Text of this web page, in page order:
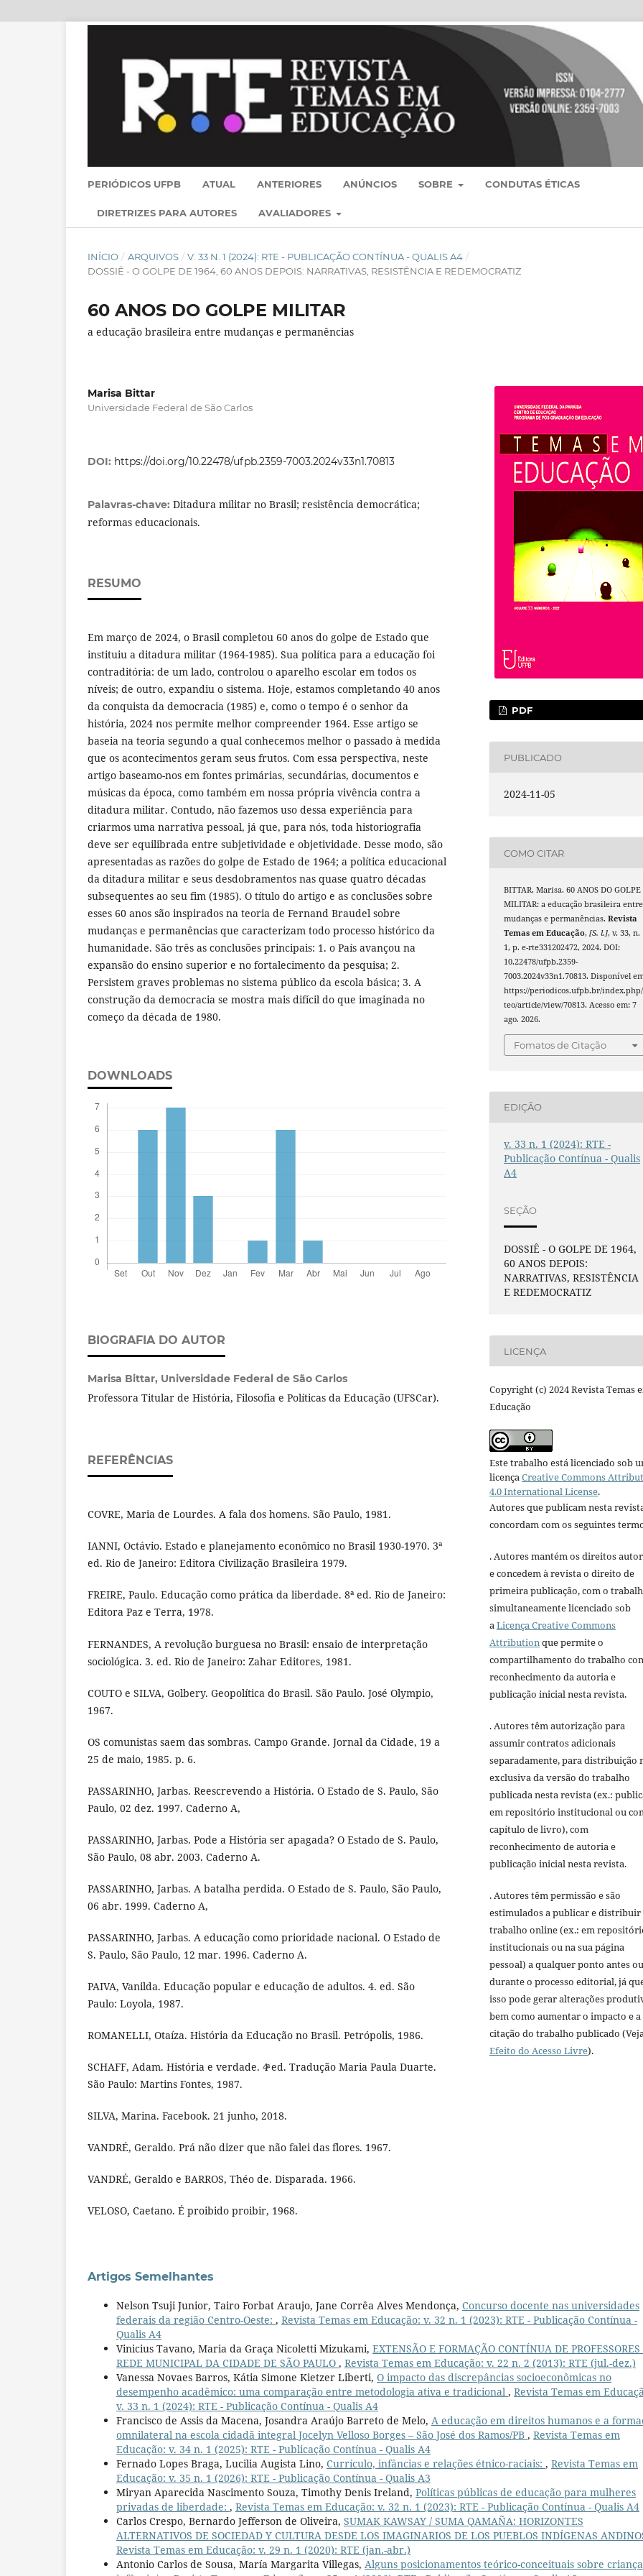
PERIÓDICOS UFPB ATUAL ANTERIORES ANÚNCIOS SOBRE CONDUTAS ÉTICAS
DIRETRIZES PARA AUTORES AVALIADORES
INÍCIO / ARQUIVOS / V. 33 N. 1 (2024): RTE - PUBLICAÇÃO CONTÍNUA - QUALIS A4 /
DOSSIÊ - O GOLPE DE 1964, 60 ANOS DEPOIS: NARRATIVAS, RESISTÊNCIA E REDEMOCRATIZ
60 ANOS DO GOLPE MILITAR
a educação brasileira entre mudanças e permanências
Marisa Bittar
Universidade Federal de São Carlos
DOI: https://doi.org/10.22478/ufpb.2359-7003.2024v33n1.70813
Palavras-chave: Ditadura militar no Brasil; resistência democrática;
reformas educacionais.
RESUMO
Em março de 2024, o Brasil completou 60 anos do golpe de Estado que
instituiu a ditadura militar (1964-1985). Sua política para a educação foi
contraditória: de um lado, controlou o aparelho escolar em todos os
níveis; de outro, expandiu o sistema. Hoje, estamos completando 40 anos
da conquista da democracia (1985) e, como o tempo é o senhor da
história, 2024 nos permite melhor compreender 1964. Esse artigo se
baseia na teoria segundo a qual conhecemos melhor o passado à medida
que os acontecimentos geram seus frutos. Com essa perspectiva, neste
artigo baseamo-nos em fontes primárias, secundárias, documentos e
músicas da época, como também em nossa própria vivência contra a
ditadura militar. Contudo, não fazemos uso dessa experiência para
criarmos uma narrativa pessoal, já que, para nós, toda historiografia
deve ser equilibrada entre subjetividade e objetividade. Desse modo, são
apresentadas as razões do golpe de Estado de 1964; a política educacional
da ditadura militar e seus desdobramentos nas quase quatro décadas
subsequentes ao seu fim (1985). O título do artigo e as conclusões sobre
esses 60 anos são inspirados na teoria de Fernand Braudel sobre
mudanças e permanências que caracterizam todo processo histórico da
humanidade. São três as conclusões principais: 1. o País avançou na
expansão do ensino superior e no fortalecimento da pesquisa; 2.
Persistem graves problemas no sistema público da escola básica; 3. A
construção da democracia se mostra mais difícil do que imaginada no
começo da década de 1980.
DOWNLOADS
BIOGRAFIA DO AUTOR
Marisa Bittar, Universidade Federal de São Carlos
Professora Titular de História, Filosofia e Políticas da Educação (UFSCar).
REFERÊNCIAS
COVRE, Maria de Lourdes. A fala dos homens. São Paulo, 1981.
IANNI, Octávio. Estado e planejamento econômico no Brasil 1930-1970. 3ª
ed. Rio de Janeiro: Editora Civilização Brasileira 1979.
FREIRE, Paulo. Educação como prática da liberdade. 8ª ed. Rio de Janeiro:
Editora Paz e Terra, 1978.
FERNANDES, A revolução burguesa no Brasil: ensaio de interpretação
sociológica. 3. ed. Rio de Janeiro: Zahar Editores, 1981.
COUTO e SILVA, Golbery. Geopolítica do Brasil. São Paulo. José Olympio,
1967.
OS comunistas saem das sombras. Campo Grande. Jornal da Cidade, 19 a
25 de maio, 1985. p. 6.
PASSARINHO, Jarbas. Reescrevendo a História. O Estado de S. Paulo, São
Paulo, 02 dez. 1997. Caderno A,
PASSARINHO, Jarbas. Pode a História ser apagada? O Estado de S. Paulo,
São Paulo, 08 abr. 2003. Caderno A.
PASSARINHO, Jarbas. A batalha perdida. O Estado de S. Paulo, São Paulo,
06 abr. 1999. Caderno A,
PASSARINHO, Jarbas. A educação como prioridade nacional. O Estado de
S. Paulo, São Paulo, 12 mar. 1996. Caderno A.
PAIVA, Vanilda. Educação popular e educação de adultos. 4. ed. São
Paulo: Loyola, 1987.
ROMANELLI, Otaíza. História da Educação no Brasil. Petrópolis, 1986.
SCHAFF, Adam. História e verdade. 4ͣ ed. Tradução Maria Paula Duarte.
São Paulo: Martins Fontes, 1987.
SILVA, Marina. Facebook. 21 junho, 2018.
VANDRÉ, Geraldo. Prá não dizer que não falei das flores. 1967.
VANDRÉ, Geraldo e BARROS, Théo de. Disparada. 1966.
VELOSO, Caetano. É proibido proibir, 1968.
PDF
PUBLICADO
2024-11-05
COMO CITAR
BITTAR, Marisa. 60 ANOS DO GOLPE
MILITAR: a educação brasileira entre
mudanças e permanências.Revista
Temas em Educação,[S. l.], v. 33, n.
1, p. e-rte331202472, 2024. DOI:
10.22478/ufpb.2359-
7003.2024v33n1.70813. Disponível
https://periodicos.ufpb.br/
teo/article/view/70813. Acesso em: 7
ago. 2026.
Fomatos de Citação
EDIÇÃO
v. 33 n. 1 (2024): RTE -
Publicação Contínua - Qualis
A4
SEÇÃO
DOSSIÊ - O GOLPE DE 1964,
60 ANOS DEPOIS:
NARRATIVAS, RESISTÊNCIA
E REDEMOCRATIZ
LICENÇA
Copyright (c) 2024 Revista Temas
Educação
Este trabalho está licenciado sob
licençaCreative Commons
4.0 International License.
Autores que publicam nesta
concordam com os seguintes
. Autores mantém os direitos
e concedem à revista o direito de
primeira publicação, com o
simultaneamente licenciado sob
aLicença Creative Commons
Attributionque permite o
compartilhamento do trabalho
reconhecimento da autoria e
publicação inicial nesta revista.
. Autores têm autorização para
assumir contratos adicionais
separadamente, para distribuição
exclusiva da versão do trabalho
publicada nesta revista (ex.:
em repositório institucional ou
capítulo de livro), com
reconhecimento de autoria e
publicação inicial nesta revista.
. Autores têm permissão e são
estimulados a publicar e distribuir
trabalho online (ex.: em
institucionais ou na sua página
pessoal) a qualquer ponto antes ou
durante o processo editorial, já
isso pode gerar alterações
bem como aumentar o impacto e a
citação do trabalho publicado
Efeito do Acesso Livre).
Artigos Semelhantes
Nelson Tsuji Junior, Tairo Forbat Araujo, Jane Corrêa Alves Mendonça, Concurso docente nas universidades
federais da região Centro-Oeste: , Revista Temas em Educação: v. 32 n. 1 (2023): RTE - Publicação Contínua -
Qualis A4
Vinicius Tavano, Maria da Graça Nicoletti Mizukami, EXTENSÃO E FORMAÇÃO CONTÍNUA DE
REDE MUNICIPAL DA CIDADE DE SÃO PAULO , Revista Temas em Educação: v. 22 n. 2 (2013): RTE (jul.-dez.)
Vanessa Novaes Barros, Kátia Simone Kietzer Liberti, O impacto das discrepâncias socioeconômicas no
desempenho acadêmico: uma comparação entre metodologia ativa e tradicional , Revista Temas em
v. 33 n. 1 (2024): RTE - Publicação Contínua - Qualis A4
Francisco de Assis da Macena, Josandra Araújo Barreto de Melo, A educação em direitos humanos e a
omnilateral na escola cidadã integral Jocelyn Velloso Borges – São José dos Ramos/PB , Revista Temas em
Educação: v. 34 n. 1 (2025): RTE - Publicação Contínua - Qualis A4
Fernado Lopes Braga, Lucilia Augista Lino, Currículo, infâncias e relações étnico-raciais: , Revista Temas em
Educação: v. 35 n. 1 (2026): RTE - Publicação Contínua - Qualis A3
Miryan Aparecida Nascimento Souza, Timothy Denis Ireland, Políticas públicas de educação para mulheres
privadas de liberdade: , Revista Temas em Educação: v. 32 n. 1 (2023): RTE - Publicação Contínua - Qualis A4
Carlos Crespo, Bernardo Jefferson de Oliveira, SUMAK KAWSAY / SUMA QAMAÑA: HORIZONTES
ALTERNATIVOS DE SOCIEDAD Y CULTURA DESDE LOS IMAGINARIOS DE LOS PUEBLOS INDÍGENAS
Revista Temas em Educação: v. 29 n. 1 (2020): RTE (jan.-abr.)
Antonio Carlos de Sousa, María Margarita Villegas, Alguns posicionamentos teórico-conceituais sobre